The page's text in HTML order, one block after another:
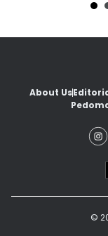
About Us
©